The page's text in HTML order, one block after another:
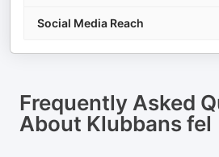
Social Media Reach
Frequently Asked
About Klubbans fel